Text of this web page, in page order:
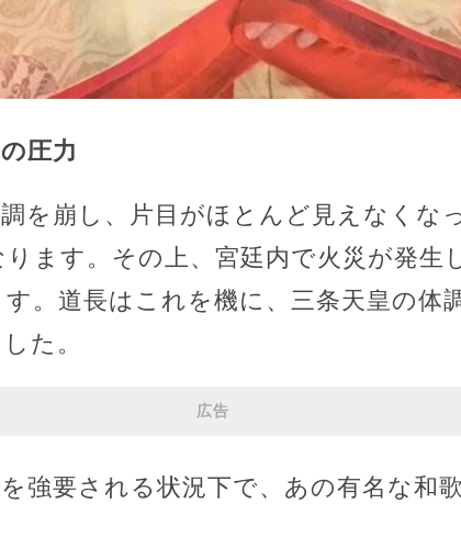
圧力
を崩し、片目がほとんど見えなくな
ます。その上、宮廷内で火災が発生
。道長はこれを機に、三条天皇の体
た。
広告
強要される状況下で、あの有名な和